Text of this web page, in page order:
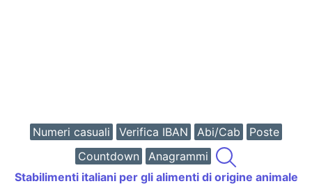
Numeri casuali Verifica IBAN Abi/Cab
Poste
Countdown
Anagrammi
Stabilimenti italiani per gli alimenti di origine animale